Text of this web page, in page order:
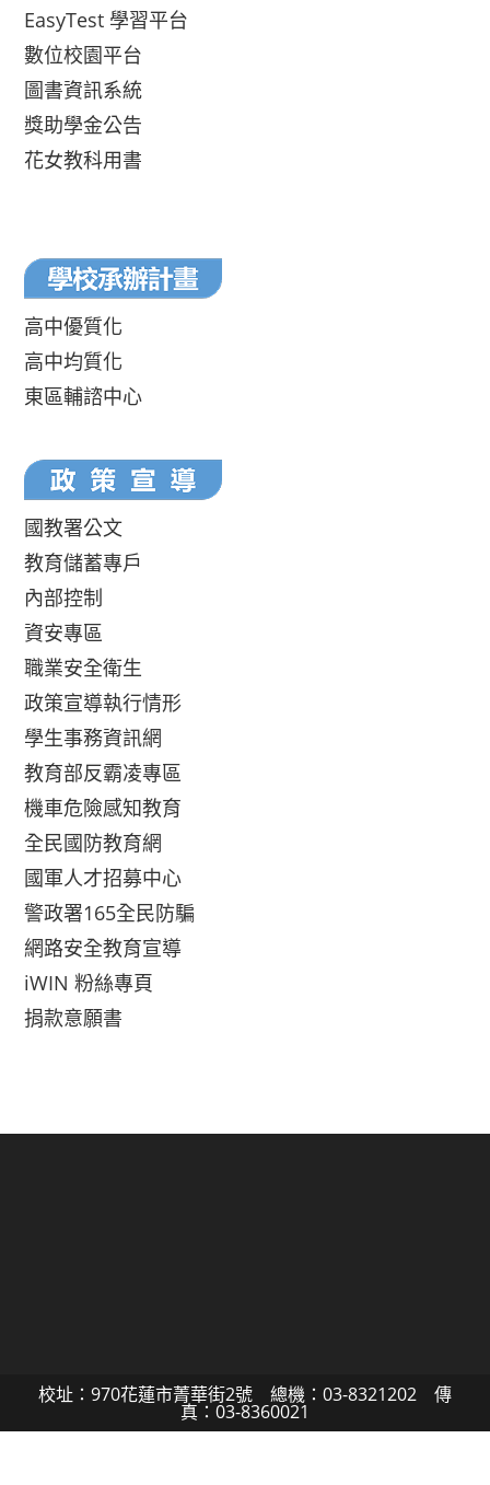
EasyTest 學習平台
數位校園平台
圖書資訊系統
獎助學金公告
花女教科用書
高中優質化
高中均質化
東區輔諮中心
國教署公文
教育儲蓄專戶
內部控制
資安專區
職業安全衛生
政策宣導執行情形
學生事務資訊網
教育部反霸凌專區
機車危險感知教育
全民國防教育網
國軍人才招募中心
警政署165全民防騙
網路安全教育宣導
iWIN 粉絲專頁
捐款意願書
校址：970花蓮市菁華街2號 總機：03-8321202 傳
真：03-8360021